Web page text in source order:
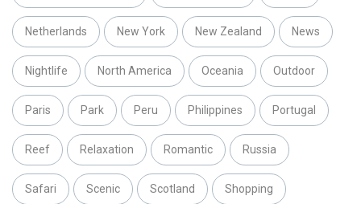
Netherlands New York New Zealand News
Nightlife North America Oceania Outdoor
Paris Park Peru Philippines Portugal
Reef Relaxation Romantic Russia
Safari Scenic Scotland Shopping